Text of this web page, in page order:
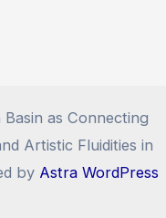
as Connecting
Artistic Fluidities in
by Astra WordPress